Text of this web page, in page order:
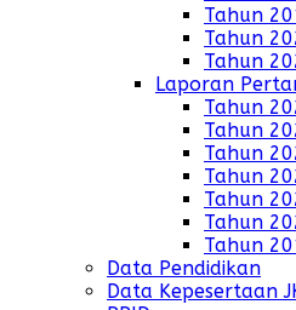
Tahun
Tahun
Tahun
Laporan
Tahun
Tahun
Tahun
Tahun
Tahun
Tahun
Tahun
Data Pendidikan
Data Kepesertaan